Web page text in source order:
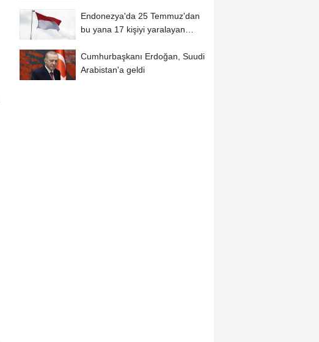
Endonezya'da 25 Temmuz'dan
bu yana 17 kişiyi yaralayan
Cumhurbaşkanı Erdoğan, Suudi
Arabistan'a geldi